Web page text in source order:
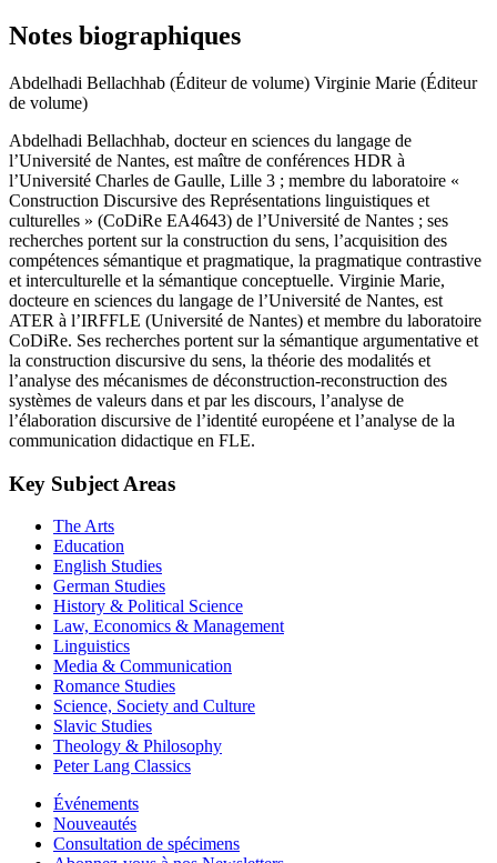
Notes biographiques
Abdelhadi Bellachhab (Éditeur de volume) Virginie Marie (Éditeur
de volume)
Abdelhadi Bellachhab, docteur en sciences du langage de
l’Université de Nantes, est maître de conférences HDR à
l’Université Charles de Gaulle, Lille 3 ; membre du laboratoire «
Construction Discursive des Représentations linguistiques et
culturelles » (CoDiRe EA4643) de l’Université de Nantes ; ses
recherches portent sur la construction du sens, l’acquisition des
compétences sémantique et pragmatique, la pragmatique contrastive
et interculturelle et la sémantique conceptuelle. Virginie Marie,
docteure en sciences du langage de l’Université de Nantes, est
ATER à l’IRFFLE (Université de Nantes) et membre du laboratoire
CoDiRe. Ses recherches portent sur la sémantique argumentative et
la construction discursive du sens, la théorie des modalités et
l’analyse des mécanismes de déconstruction-reconstruction des
systèmes de valeurs dans et par les discours, l’analyse de
l’élaboration discursive de l’identité européene et l’analyse de la
communication didactique en FLE.
Key Subject Areas
The Arts
Education
English Studies
German Studies
History & Political Science
Law, Economics & Management
Linguistics
Media & Communication
Romance Studies
Science, Society and Culture
Slavic Studies
Theology & Philosophy
Peter Lang Classics
Événements
Nouveautés
Consultation de spécimens